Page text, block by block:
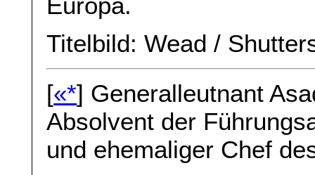
Titelbild: Wead /
[«*] Generalleutnant
Absolvent der
und ehemaliger Chef